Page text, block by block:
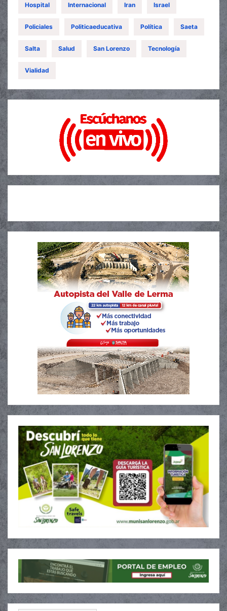
Hospital Internacional Iran Israel
Policiales Politicaeducativa Política Saeta
Salta Salud San Lorenzo Tecnología
Vialidad